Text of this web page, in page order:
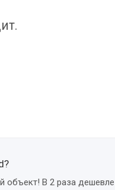
объект! В 2 раза